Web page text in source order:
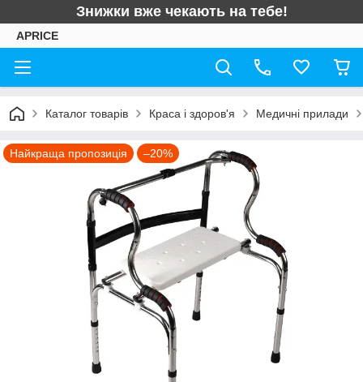
Знижки вже чекають на тебе!
APRICE
Каталог товарів Краса і здоров'я Медичні прилади
Найкраща пропозиція –20%